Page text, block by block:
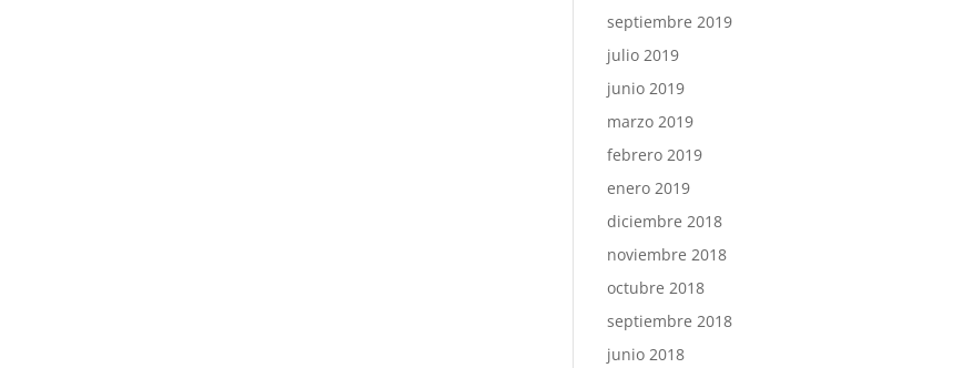
septiembre 2019
julio 2019
junio 2019
marzo 2019
febrero 2019
enero 2019
diciembre 2018
noviembre 2018
octubre 2018
septiembre 2018
junio 2018